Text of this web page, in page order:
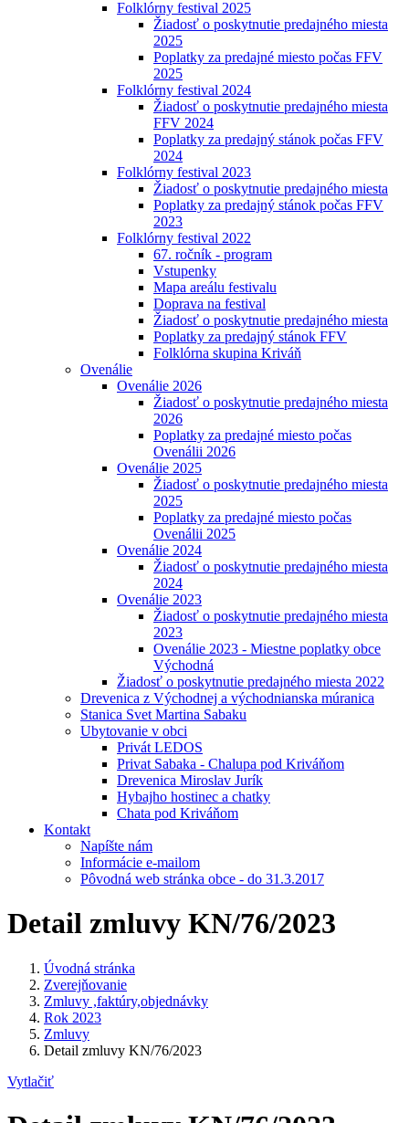
Folklórny festival 2025
Žiadosť o poskytnutie predajného miesta
2025
Poplatky za predajné miesto počas FFV
2025
Folklórny festival 2024
Žiadosť o poskytnutie predajného miesta
FFV 2024
Poplatky za predajný stánok počas FFV
2024
Folklórny festival 2023
Žiadosť o poskytnutie predajného miesta
Poplatky za predajný stánok počas FFV
2023
Folklórny festival 2022
67. ročník - program
Vstupenky
Mapa areálu festivalu
Doprava na festival
Žiadosť o poskytnutie predajného miesta
Poplatky za predajný stánok FFV
Folklórna skupina Kriváň
Ovenálie
Ovenálie 2026
Žiadosť o poskytnutie predajného miesta
2026
Poplatky za predajné miesto počas
Ovenálii 2026
Ovenálie 2025
Žiadosť o poskytnutie predajného miesta
2025
Poplatky za predajné miesto počas
Ovenálii 2025
Ovenálie 2024
Žiadosť o poskytnutie predajného miesta
2024
Ovenálie 2023
Žiadosť o poskytnutie predajného miesta
2023
Ovenálie 2023 - Miestne poplatky obce
Východná
Žiadosť o poskytnutie predajného miesta 2022
Drevenica z Východnej a východnianska múranica
Stanica Svet Martina Sabaku
Ubytovanie v obci
Privát LEDOS
Privat Sabaka - Chalupa pod Kriváňom
Drevenica Miroslav Jurík
Hybajho hostinec a chatky
Chata pod Kriváňom
Kontakt
Napíšte nám
Informácie e-mailom
Pôvodná web stránka obce - do 31.3.2017
Detail zmluvy KN/76/2023
Úvodná stránka
Zverejňovanie
Zmluvy ,faktúry,objednávky
Rok 2023
Zmluvy
Detail zmluvy KN/76/2023
Vytlačiť